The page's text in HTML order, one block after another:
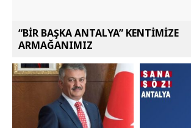
“BİR BAŞKA ANTALYA” KENTİMİZE
ARMAĞANIMIZ